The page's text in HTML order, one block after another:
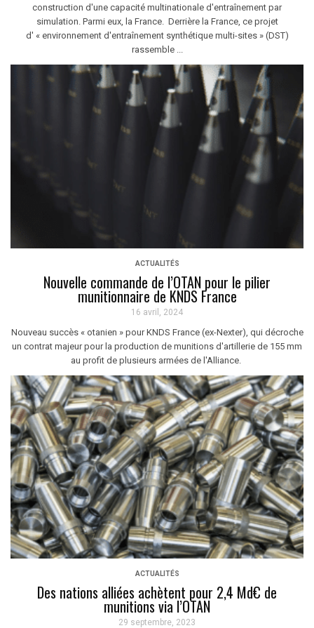
construction d'une capacité multinationale d'entraînement par
simulation. Parmi eux, la France. Derrière la France, ce projet
d' « environnement d'entraînement synthétique multi-sites » (DST)
rassemble ...
ACTUALITÉS
Nouvelle commande de l’OTAN pour le pilier
munitionnaire de KNDS France
16 avril, 2024
Nouveau succès « otanien » pour KNDS France (ex-Nexter), qui décroche
un contrat majeur pour la production de munitions d'artillerie de 155 mm
au profit de plusieurs armées de l'Alliance.
ACTUALITÉS
Des nations alliées achètent pour 2,4 Md€ de
munitions via l’OTAN
29 septembre, 2023